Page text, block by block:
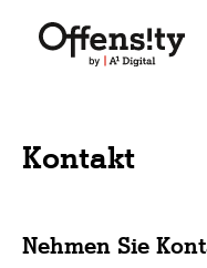
Kontakt
Nehmen Sie